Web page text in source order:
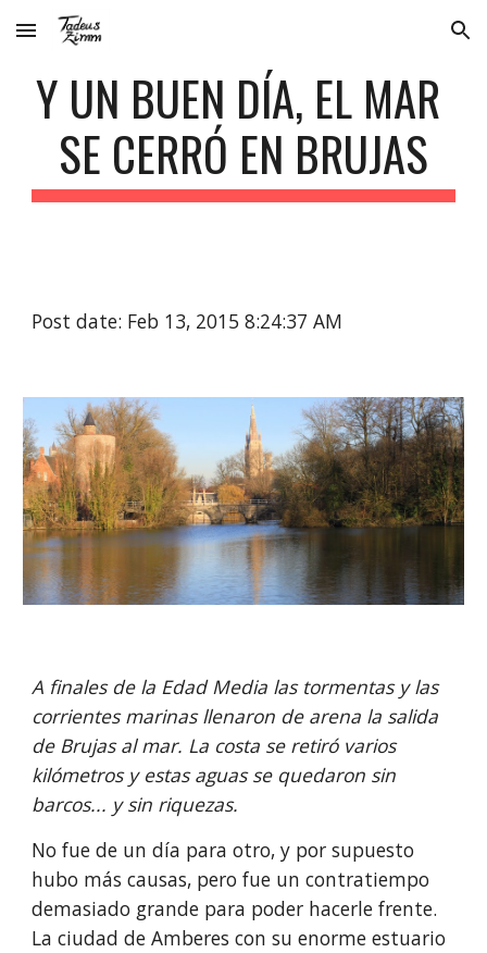
Skip to main content Skip to navigation
Y UN BUEN DÍA, EL MAR
SE CERRÓ EN BRUJAS
Post date: Feb 13, 2015 8:24:37 AM
A finales de la Edad Media las tormentas y las
corrientes marinas llenaron de arena la salida
de Brujas al mar. La costa se retiró varios
kilómetros y estas aguas se quedaron sin
barcos... y sin riquezas.
No fue de un día para otro, y por supuesto
hubo más causas, pero fue un contratiempo
demasiado grande para poder hacerle frente.
La ciudad de Amberes con su enorme estuario